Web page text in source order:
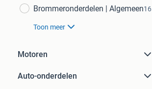
Brommeronderdelen | Algemeen16
Toon meer
Motoren
Auto-onderdelen